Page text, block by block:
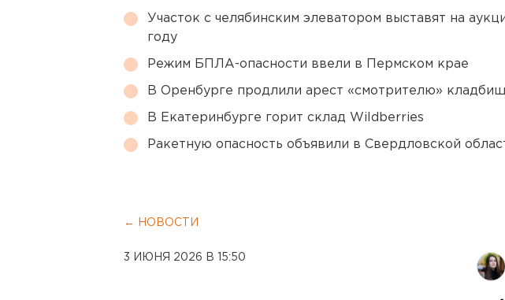
Участок с челябинским элеватором выставят на
году
Режим БПЛА-опасности ввели в Пермском крае
В Оренбурге продлили арест «смотрителю» кладбищ
В Екатеринбурге горит склад Wildberries
Ракетную опасность объявили в Свердловской
← НОВОСТИ
3 ИЮНЯ 2026 В 15:50